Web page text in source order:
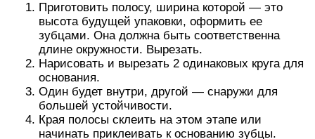
Приготовить полосу, ширина которой — это
высота будущей упаковки, оформить ее
зубцами. Она должна быть соответственна
длине окружности. Вырезать.
Нарисовать и вырезать 2 одинаковых круга для
основания.
Один будет внутри, другой — снаружи для
большей устойчивости.
Края полосы склеить на этом этапе или
начинать приклеивать к основанию зубцы.